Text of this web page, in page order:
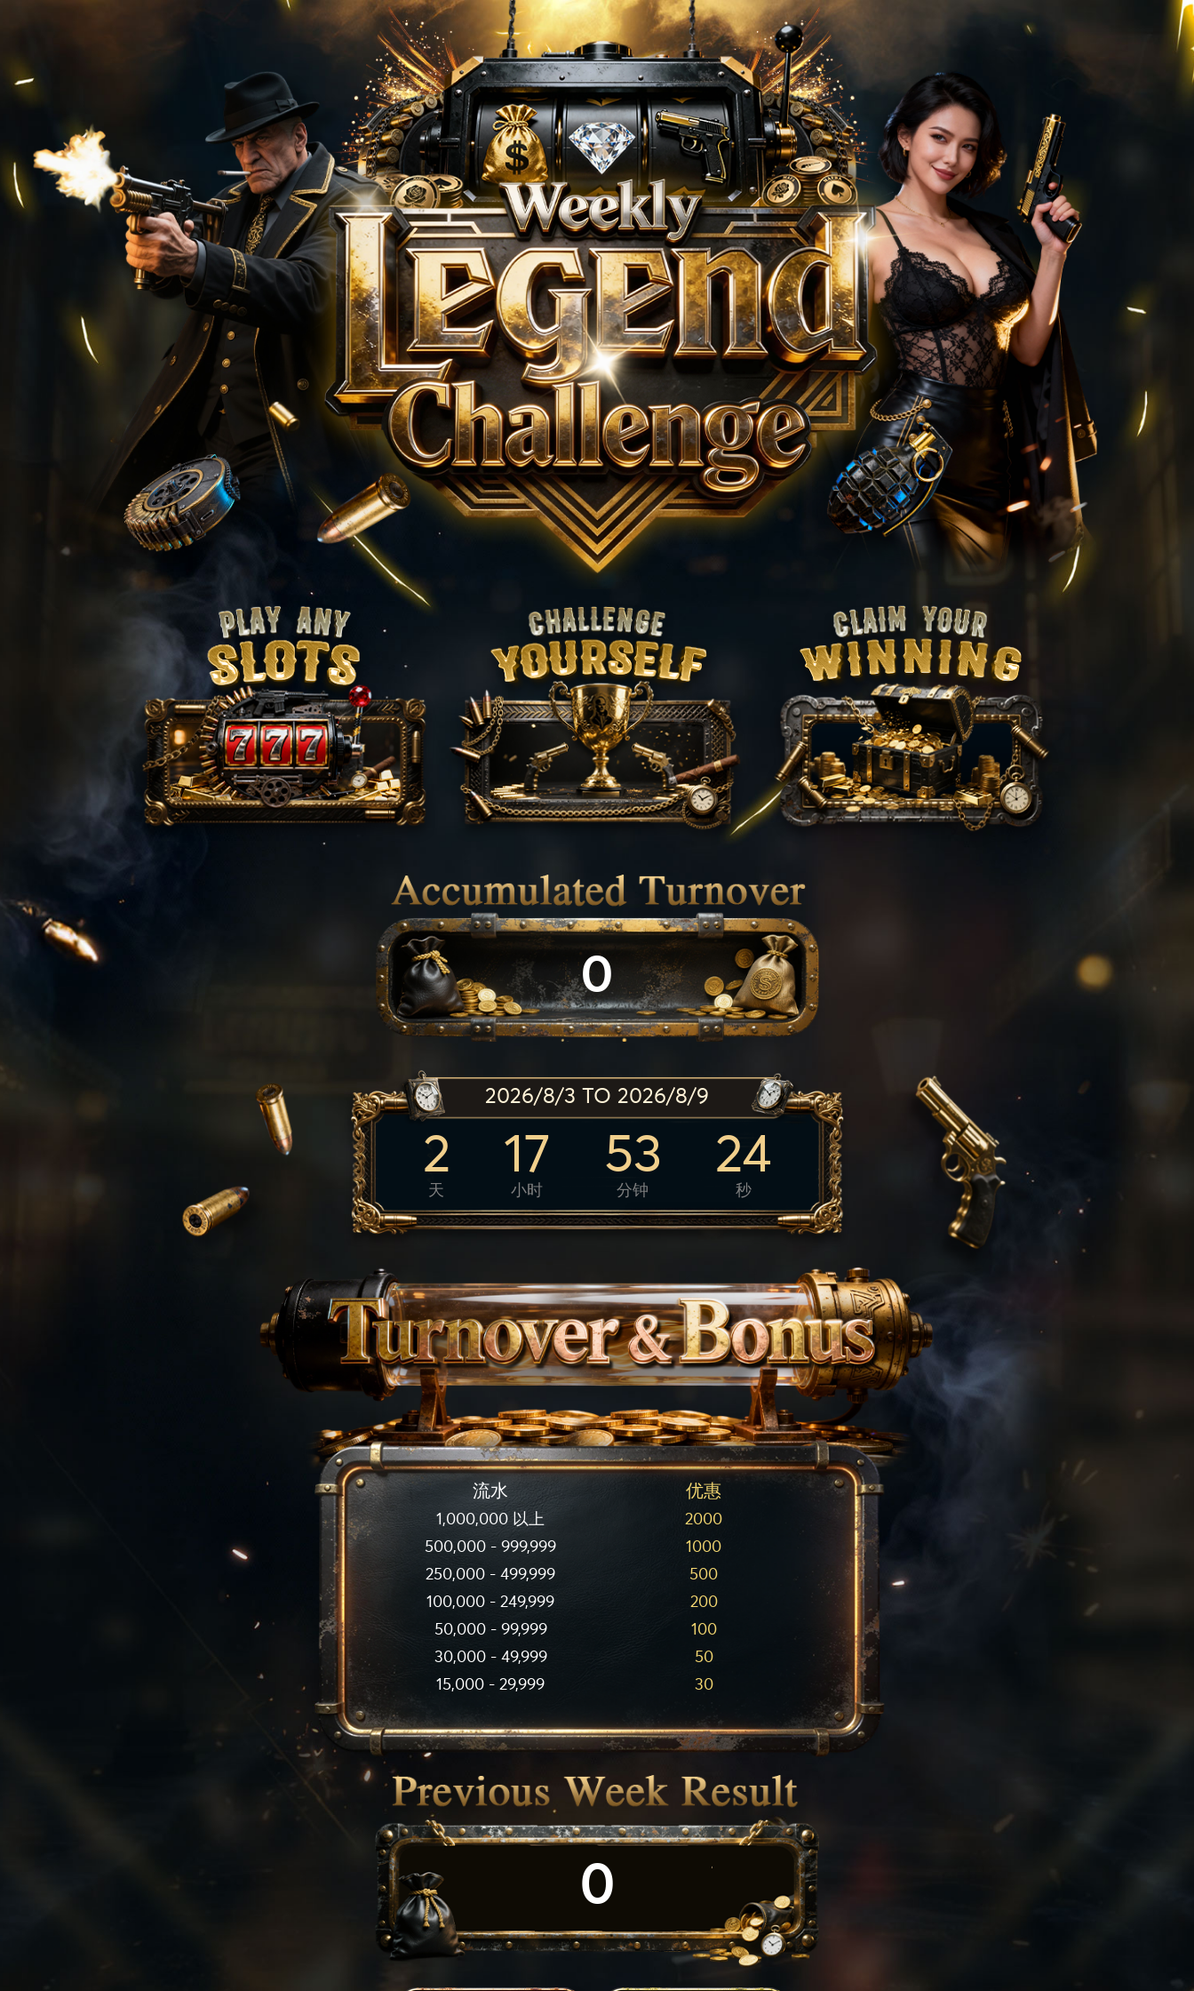
0
2026/8/3 TO 2026/8/9
2
天
17
小时
53
分钟
22
秒
流水 优惠
1,000,000 以上
2000
500,000 - 999,999
1000
250,000 - 499,999
500
100,000 - 249,999
200
50,000 - 99,999
100
30,000 - 49,999
50
15,000 - 29,999
30
0